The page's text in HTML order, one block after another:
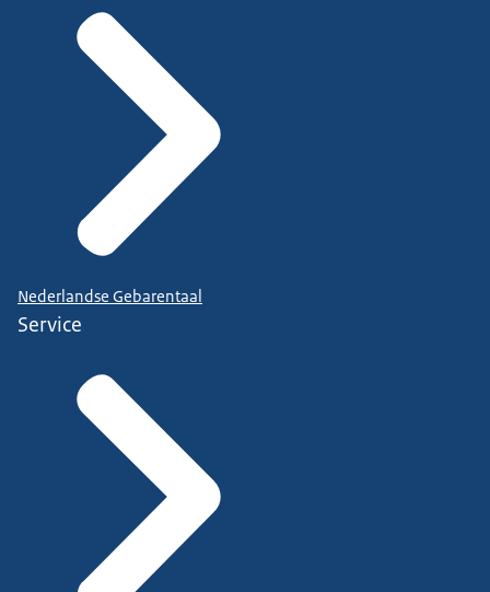
Nederlandse Gebarentaal
Service